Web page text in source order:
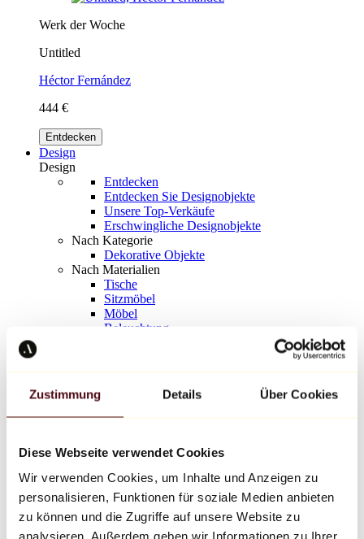
Zustimmung Details Über Cookies
Diese Webseite verwendet Cookies
Wir verwenden Cookies, um Inhalte und Anzeigen zu
personalisieren, Funktionen für soziale Medien anbieten
zu können und die Zugriffe auf unsere Website zu
analysieren. Außerdem geben wir Informationen zu Ihrer
Werk der Woche
Untitled
Héctor Fernández
444 €
Entdecken
Design
Design
Entdecken
Entdecken Sie Designobjekte
Unsere Top-Verkäufe
Erschwingliche Designobjekte
Nach Kategorie
Dekorative Objekte
Nach Materialien
Tische
Sitzmöbel
Möbel
Beleuchtung
Richard Orlinski
Keith Haring
Jeff Koons
Jean-Michel Basquiat
Alle Designer
Werk der Woche